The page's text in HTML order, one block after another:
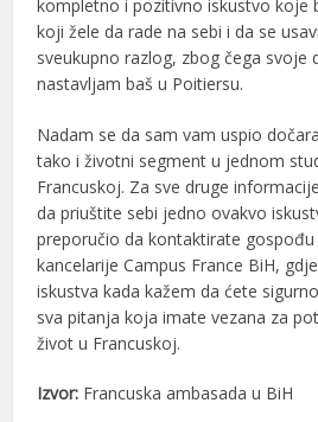
kompletno i pozitivno iskustvo koje
koji žele da rade na sebi i da se
sveukupno razlog, zbog čega svoje
nastavljam baš u Poitiersu.
Nadam se da sam vam uspio
tako i životni segment u jednom
Francuskoj. Za sve druge
da priuštite sebi jedno ovakvo
preporučio da kontaktirate gospođu
kancelarije Campus France BiH,
iskustva kada kažem da ćete
sva pitanja koja imate vezana za
život u Francuskoj.
Izvor: Francuska ambasada u BiH